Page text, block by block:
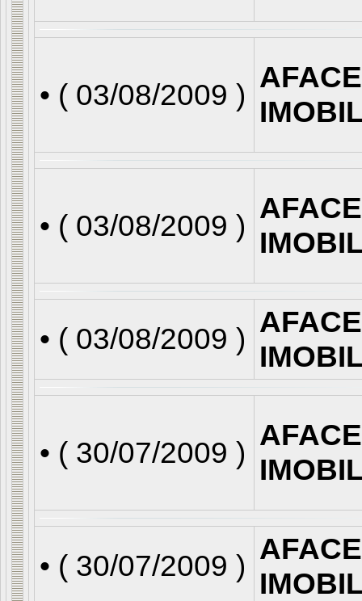
• ( 03/08/2009 )
• ( 03/08/2009 )
• ( 03/08/2009 )
• ( 30/07/2009 )
• ( 30/07/2009 )